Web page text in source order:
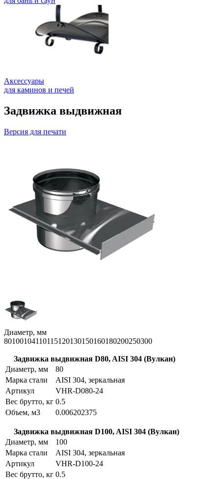
Аксессуары
для каминов и печей
Задвижка выдвижная
Версия для печати
Диаметр, мм
80100104110115120130150160180200250300
Задвижка выдвижная D80, AISI 304 (Вулкан)
Диаметр, мм
80
Марка стали
AISI 304, зеркальная
Артикул
VHR-D080-24
Вес брутто, кг 0.5
Объем, м3
0.006202375
Задвижка выдвижная D100, AISI 304 (Вулкан)
Диаметр, мм
100
Марка стали
AISI 304, зеркальная
Артикул
VHR-D100-24
Вес брутто, кг 0.5